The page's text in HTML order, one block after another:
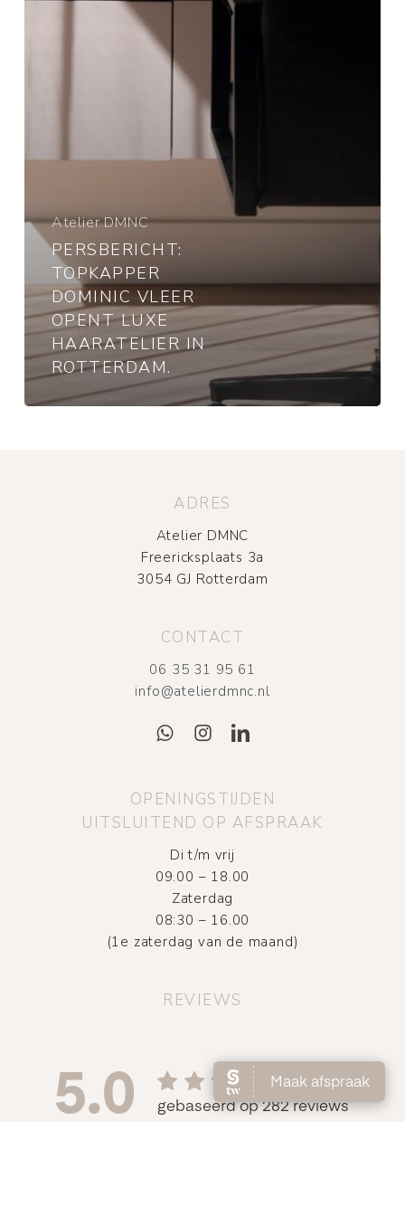
Atelier DMNC
PERSBERICHT:
TOPKAPPER
DOMINIC VLEER
OPENT LUXE
HAARATELIER IN
ROTTERDAM.
ADRES
Atelier DMNC
Freericksplaats 3a
3054 GJ Rotterdam
CONTACT
06 35 31 95 61
info@atelierdmnc.nl
OPENINGSTIJDEN
UITSLUITEND OP AFSPRAAK
Di t/m vrij
09.00 – 18.00
Zaterdag
08:30 – 16.00
(1e zaterdag van de maand)
REVIEWS